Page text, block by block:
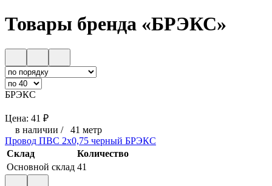
Товары бренда «БРЭКС»
БРЭКС
Цена: 41 ₽
в наличии / 41 метр
Провод ПВС 2х0,75 черный БРЭКС
Склад
Количество
Основной склад 41